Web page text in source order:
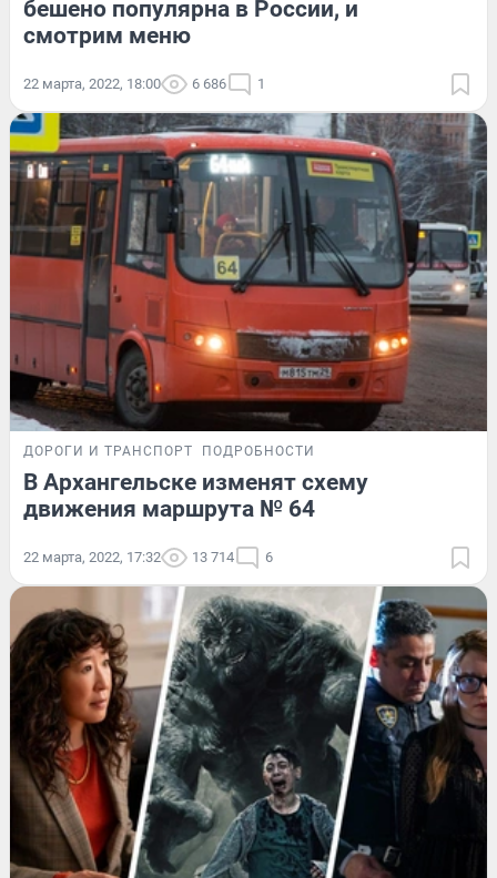
бешено популярна в России, и
смотрим меню
22 марта, 2022, 18:00 6 686 1
ДОРОГИ И ТРАНСПОРТ ПОДРОБНОСТИ
В Архангельске изменят схему
движения маршрута № 64
22 марта, 2022, 17:32 13 714 6